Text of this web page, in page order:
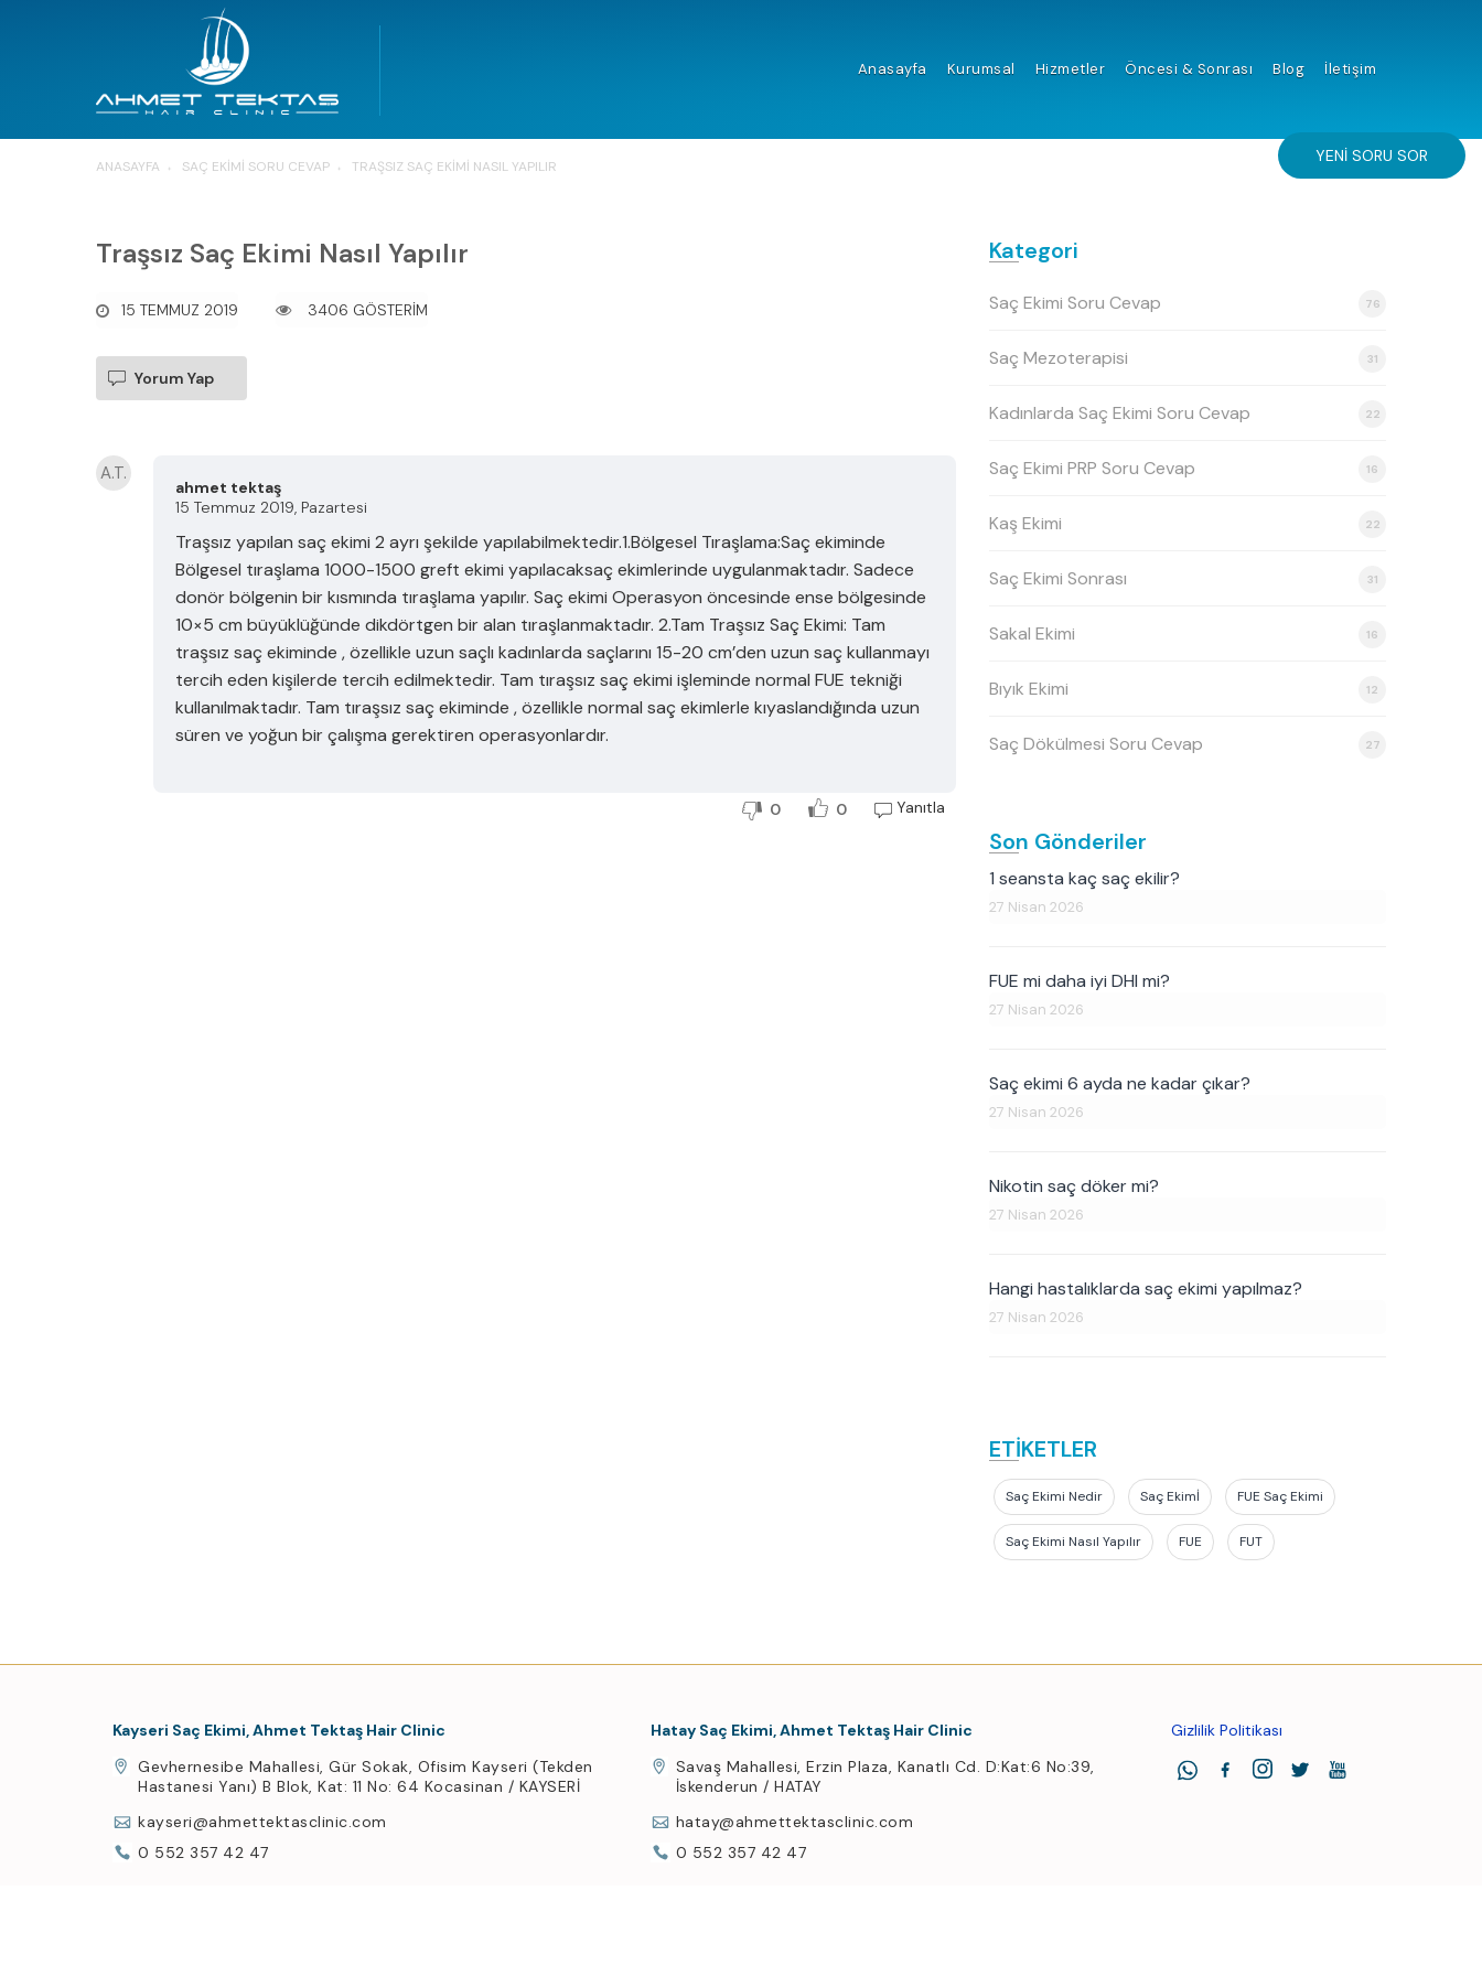
Anasayfa Kurumsal Hizmetler Öncesi & Sonrası Blog İletişim
ANASAYFA SAÇ EKIMI SORU CEVAP TRAŞSIZ SAÇ EKIMI NASIL YAPILIR
Traşsız Saç Ekimi Nasıl Yapılır
15 TEMMUZ 2019 3406 GÖSTERİM
Yorum Yap
A.T.
ahmet tektaş
15 Temmuz 2019, Pazartesi
Traşsız yapılan saç ekimi 2 ayrı şekilde yapılabilmektedir.1.Bölgesel Tıraşlama:Saç ekiminde
Bölgesel tıraşlama 1000-1500 greft ekimi yapılacaksaç ekimlerinde uygulanmaktadır. Sadece
donör bölgenin bir kısmında tıraşlama yapılır. Saç ekimi Operasyon öncesinde ense bölgesinde
10×5 cm büyüklüğünde dikdörtgen bir alan tıraşlanmaktadır. 2.Tam Traşsız Saç Ekimi: Tam
traşsız saç ekiminde , özellikle uzun saçlı kadınlarda saçlarını 15-20 cm’den uzun saç kullanmayı
tercih eden kişilerde tercih edilmektedir. Tam tıraşsız saç ekimi işleminde normal FUE tekniği
kullanılmaktadır. Tam tıraşsız saç ekiminde , özellikle normal saç ekimlerle kıyaslandığında uzun
süren ve yoğun bir çalışma gerektiren operasyonlardır.
0 0 Yanıtla
Kategori
Saç Ekimi Soru Cevap 76
Saç Mezoterapisi 31
Kadınlarda Saç Ekimi Soru Cevap 22
Saç Ekimi PRP Soru Cevap 16
Kaş Ekimi 22
Saç Ekimi Sonrası 31
Sakal Ekimi 16
Bıyık Ekimi 12
Saç Dökülmesi Soru Cevap 27
Son Gönderiler
1 seansta kaç saç ekilir?
27 Nisan 2026
FUE mi daha iyi DHI mi?
27 Nisan 2026
Saç ekimi 6 ayda ne kadar çıkar?
27 Nisan 2026
Nikotin saç döker mi?
27 Nisan 2026
Hangi hastalıklarda saç ekimi yapılmaz?
27 Nisan 2026
ETİKETLER
Saç Ekimi Nedir Saç Ekimİ FUE Saç Ekimi
Saç Ekimi Nasıl Yapılır FUE FUT
Kayseri Saç Ekimi, Ahmet Tektaş Hair Clinic
Gevhernesibe Mahallesi, Gür Sokak, Ofisim Kayseri (Tekden
Hastanesi Yanı) B Blok, Kat: 11 No: 64 Kocasinan / KAYSERİ
kayseri@ahmettektasclinic.com
0 552 357 42 47
Hatay Saç Ekimi, Ahmet Tektaş Hair Clinic
Savaş Mahallesi, Erzin Plaza, Kanatlı Cd. D:Kat:6 No:39,
İskenderun / HATAY
hatay@ahmettektasclinic.com
0 552 357 42 47
Gizlilik Politikası
YENI SORU SOR